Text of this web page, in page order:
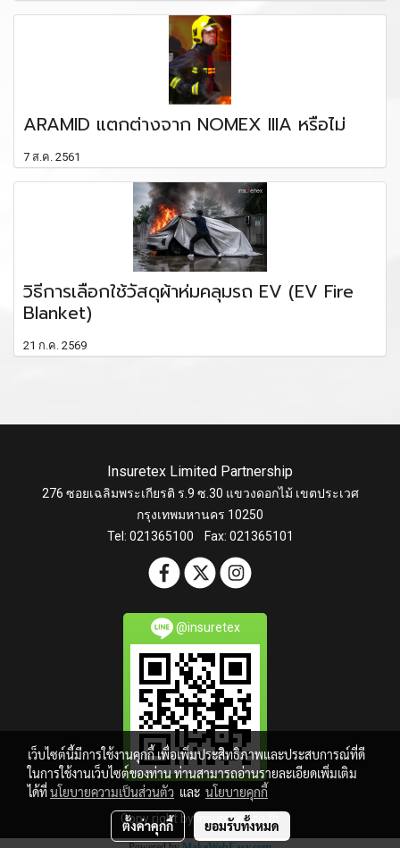
ARAMID แตกต่างจาก NOMEX IIIA หรือไม่
7 ส.ค. 2561
วิธีการเลือกใช้วัสดุผ้าห่มคลุมรถ EV (EV Fire
Blanket)
21 ก.ค. 2569
Insuretex Limited Partnership
276 ซอยเฉลิมพระเกียรติ ร.9 ซ.30 แขวงดอกไม้ เขตประเวศ
กรุงเทพมหานคร 10250
Tel: 021365100 Fax: 021365101
@insuretex
Copy right by insuretex.co.th
เว็บไซต์นี้มีการใช้งานคุกกี้ เพื่อเพิ่มประสิทธิภาพและประสบการณ์ที่ดี
ในการใช้งานเว็บไซต์ของท่าน ท่านสามารถอ่านรายละเอียดเพิ่มเติม
ได้ที่นโยบายความเป็นส่วนตัว และ นโยบายคุกกี้
ตั้งค่าคุกกี้ ยอมรับทั้งหมด